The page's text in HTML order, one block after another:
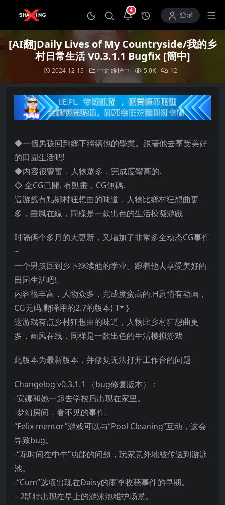
4
打开通知中心登录
[AI翻]Daily Lives of My Countryside/我的乡
村日常生活 V0.3.1.1 Bugfix [簡中]
2024-12-15 中文 维护中 5.0K 12
◆一個男孩回到鄉下繼續他的學業。跟著他去享受美好
的田園生活吧!
◆內容很豐富，人物眾多，完成度蠻高的.
◇ 全CG已開. 有動畫，CG無碼.
這游戲有點鄉村狂想曲的味道，人物比鄉村狂想曲更
多，畫風在線，同樣是一款出色的生活模擬游戲
时隔俩个多月的大更新，又增加了非常多全动态CG事件
~
一个男孩回到乡下继续他的学业。跟着他去享受美好的
田园生活吧!,
内容很丰富，人物众多，完成度蛮高的.H剧情有动画，
CG无码.翻译用的2.7的版本) T* }
这游戏有点乡村狂想曲的味道，人物比乡村狂想曲更
多，画风在线，同样是一款出色的生活模拟游戏
此版本为最新版本，并修复无法打开工作台的问题
Changelog v0.3.1.1 （bug修复版本）：
-安娜和她一起去学校后出现在家里。
-梦幻房间，看不见的事件。
“Felix mentor”游戏可以与“Pool Cleaning”互动，这会
导致bug。
-“花时间在中午”功能的问题，玩家意外地被传送到游泳
池。
-“Cum”选项出现在Daisy的雨季收获事件的早期。
– 2凯特出现在早上的游泳池维护场景。